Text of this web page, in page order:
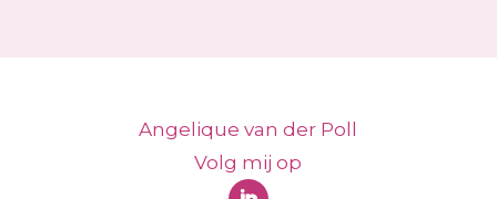
Angelique van der Poll
Volg mij op